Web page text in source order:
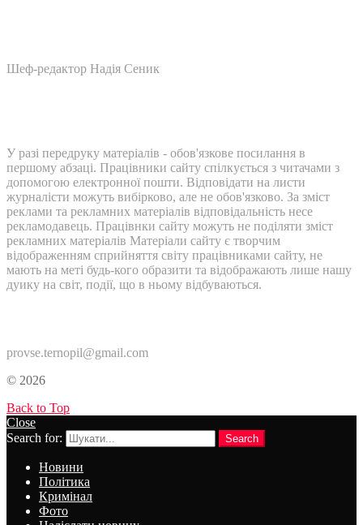
Шеф-редактор Надія Сеник
У разі передруку матеріалів - обов'язкове посилання в
першому абзаці. Працівники сайту спілкується з читачами з
допомогою електронної пошти. Відповідати на листи
журналісти можуть вибірково, але не обов'язково. За зміст
реклами та рекламних матеріалів відповідальність несе
рекламодавець. Працівнки сайту можуть не поділяти зміст
рекламних матеріалів Матеріали сайту є творчим
відображенням сприйняття світу працівниками сайту, не
мають на меті будь-кого образити та відображають лише нашу
дуику на світ, події, що в ньому відбуваються.
provse.ternopil@gmail.com
© 2026
Back to Top
Close
Search for:
Search
Новини
Політика
Кримінал
Фото